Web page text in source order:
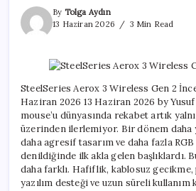
By Tolga Aydın
13 Haziran 2026
3 Min Read
SteelSeries Aerox 3 Wireless Gen 2
Haziran 2026 13 Haziran 2026 by
mouse’u dünyasında rekabet artık
üzerinden ilerlemiyor. Bir dönem daha
daha agresif tasarım ve daha fazla RGB
denildiğinde ilk akla gelen başlıklardı.
daha farklı. Hafiflik, kablosuz
yazılım desteği ve uzun süreli